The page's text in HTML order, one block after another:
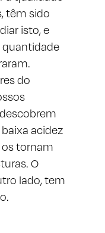
têm sido
isto, e
do
acidez
tornam
O
lado, tem